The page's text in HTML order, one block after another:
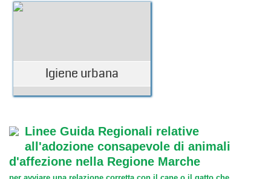
Igiene urbana
Linee Guida Regionali relative
all'adozione consapevole di animali
d'affezione nella Regione Marche